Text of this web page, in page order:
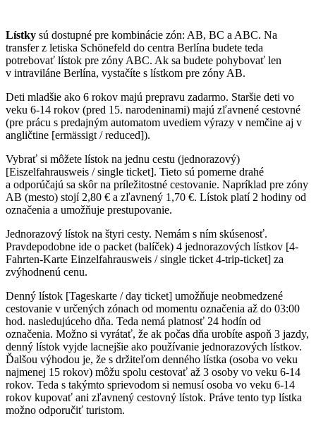
Lístky sú dostupné pre kombinácie zón: AB, BC a ABC. Na
transfer z letiska Schönefeld do centra Berlína budete teda
potrebovať lístok pre zóny ABC. Ak sa budete pohybovať len
v intraviláne Berlína, vystačíte s lístkom pre zóny AB.
Deti mladšie ako 6 rokov majú prepravu zadarmo. Staršie deti vo
veku 6-14 rokov (pred 15. narodeninami) majú zľavnené cestovné
(pre prácu s predajným automatom uvediem výrazy v nemčine aj v
angličtine [ermässigt / reduced]).
Vybrať si môžete lístok na jednu cestu (jednorazový)
[Eiszelfahrausweis / single ticket]. Tieto sú pomerne drahé
a odporúčajú sa skôr na príležitostné cestovanie. Napríklad pre zóny
AB (mesto) stojí 2,80 € a zľavnený 1,70 €. Lístok platí 2 hodiny od
označenia a umožňuje prestupovanie.
Jednorazový lístok na štyri cesty. Nemám s ním skúsenosť.
Pravdepodobne ide o packet (balíček) 4 jednorazových lístkov [4-
Fahrten-Karte Einzelfahrausweis / single ticket 4-trip-ticket] za
zvýhodnenú cenu.
Denný lístok [Tageskarte / day ticket] umožňuje neobmedzené
cestovanie v určených zónach od momentu označenia až do 03:00
hod. nasledujúceho dňa. Teda nemá platnosť 24 hodín od
označenia. Možno si vyrátať, že ak počas dňa urobíte aspoň 3 jazdy,
denný lístok vyjde lacnejšie ako používanie jednorazových lístkov.
Ďalšou výhodou je, že s držiteľom denného lístka (osoba vo veku
najmenej 15 rokov) môžu spolu cestovať až 3 osoby vo veku 6-14
rokov. Teda s takýmto sprievodom si nemusí osoba vo veku 6-14
rokov kupovať ani zľavnený cestovný lístok. Práve tento typ lístka
možno odporučiť turistom.